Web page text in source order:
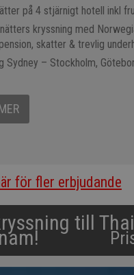
på 4 stjärnigt hotell inkl
kryssning med
skatter & trevlig
Sydney – Stockholm,
för fler erbjudande
till